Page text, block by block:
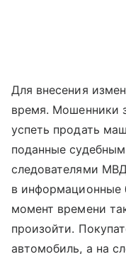
Для внесения
время. Мошенники
успеть продать
поданные
следователями
в информационные
момент времени
произойти.
автомобиль, а на